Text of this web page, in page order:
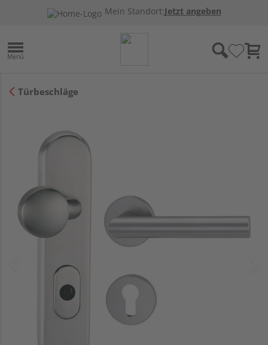
Mein Standort:Jetzt angeben
Türbeschläge